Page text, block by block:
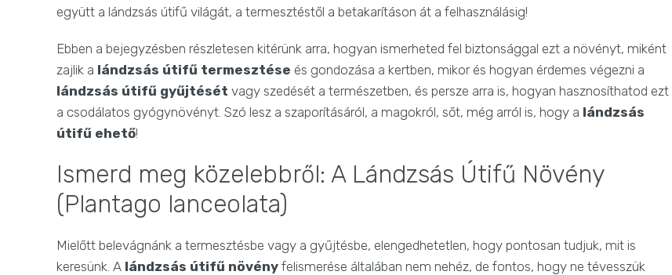
együtt a lándzsás útifű világát, a termesztéstől a betakarításon át a felhasználásig!
Ebben a bejegyzésben részletesen kitérünk arra, hogyan ismerheted fel biztonsággal ezt a növényt, miként
zajlik a lándzsás útifű termesztése és gondozása a kertben, mikor és hogyan érdemes végezni a
lándzsás útifű gyűjtését vagy szedését a természetben, és persze arra is, hogyan hasznosíthatod ezt
a csodálatos gyógynövényt. Szó lesz a szaporításáról, a magokról, sőt, még arról is, hogy a lándzsás
útifű ehető!
Ismerd meg közelebbről: A Lándzsás Útifű Növény
(Plantago lanceolata)
Mielőtt belevágnánk a termesztésbe vagy a gyűjtésbe, elengedhetetlen, hogy pontosan tudjuk, mit is
keresünk. A lándzsás útifű növény felismerése általában nem nehéz, de fontos, hogy ne tévesszük